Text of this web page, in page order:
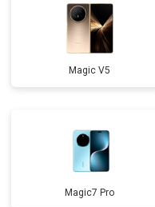
Замена микрофона
Замена разъема зарядки
Замена динамика
Magic V5
Magic7 Pro